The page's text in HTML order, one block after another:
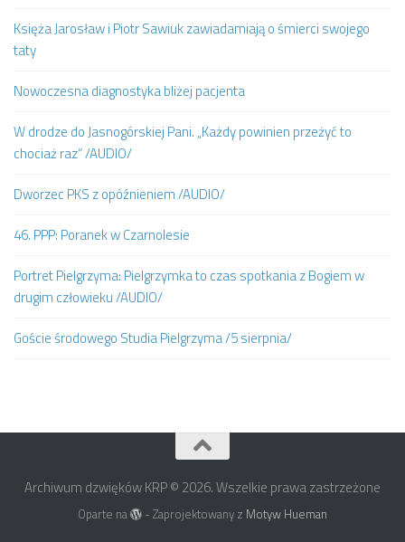
Księża Jarosław i Piotr Sawiuk zawiadamiają o śmierci swojego
taty
Nowoczesna diagnostyka bliżej pacjenta
W drodze do Jasnogórskiej Pani. „Każdy powinien przeżyć to
chociaż raz” /AUDIO/
Dworzec PKS z opóźnieniem /AUDIO/
46. PPP: Poranek w Czarnolesie
Portret Pielgrzyma: Pielgrzymka to czas spotkania z Bogiem w
drugim człowieku /AUDIO/
Goście środowego Studia Pielgrzyma /5 sierpnia/
Archiwum dzwięków KRP © 2026. Wszelkie prawa zastrzeżone
Oparte na - Zaprojektowany z Motyw Hueman